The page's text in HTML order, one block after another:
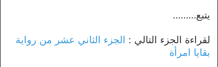
يتبع………
لقراءة الجزء التالي : الجزء الثاني عشر من رواية
بقايا امرأة